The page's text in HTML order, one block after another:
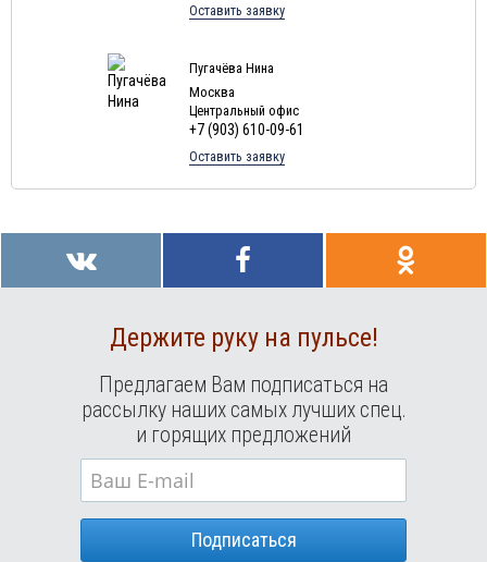
Туры в Мальдивы в августе
Туры в Маврикий в августе
Оставить заявку
Пугачёва Нина
Москва
Центральный офис
+7 (903) 610-09-61
Оставить заявку
Держите руку на пульсе!
Предлагаем Вам подписаться на
рассылку наших самых лучших спец.
и горящих предложений
Подписаться